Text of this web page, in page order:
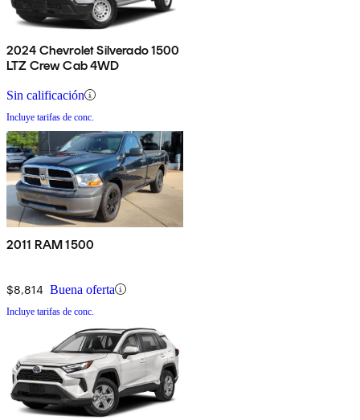
2024 Chevrolet Silverado 1500
LTZ Crew Cab 4WD
Sin calificación
Incluye tarifas de conc.
2011 RAM 1500
$8,814 Buena oferta
Incluye tarifas de conc.